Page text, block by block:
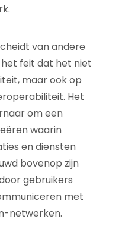
van andere
feit dat het niet
maar ook op
Het
om een
waarin
en diensten
bovenop zijn
gebruikers
met
netwerken.